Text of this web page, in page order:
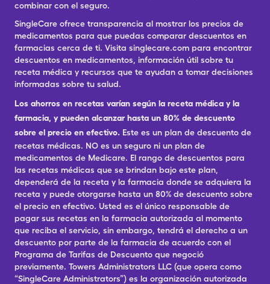
combinar con el seguro.
SingleCare ofrece transparencia al mostrar los precios de
medicamentos para que puedas comparar descuentos en
farmacias cerca de ti. Visita singlecare.com para encontrar
descuentos en medicamentos, información útil sobre tu
receta médica y recursos que te ayudan a tomar decisiones
informadas sobre tu salud.
Los ahorros en recetas varían según la receta médica y la
farmacia, y pueden alcanzar hasta un 80% de descuento
sobre el precio en efectivo. Este es un plan de descuento de
recetas médicas. NO es un seguro ni un plan de
medicamentos de Medicare. El rango de descuentos para
las recetas médicas que se brindan bajo este plan,
dependerá de la receta y la farmacia donde se adquiera la
receta y puede otorgarse hasta un 80% de descuento sobre
el precio en efectivo. Usted es el único responsable de
pagar sus recetas en la farmacia autorizada al momento
que reciba el servicio, sin embargo, tendrá el derecho a un
descuento por parte de la farmacia de acuerdo con el
Programa de Tarifas de Descuento que negoció
previamente. Towers Administrators LLC (que opera como
“SingleCare Administrators”) es la organización autorizada